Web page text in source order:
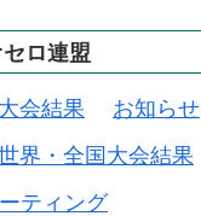
セロ連盟
大会結果
お知らせ
界・全国大会結果
ティング